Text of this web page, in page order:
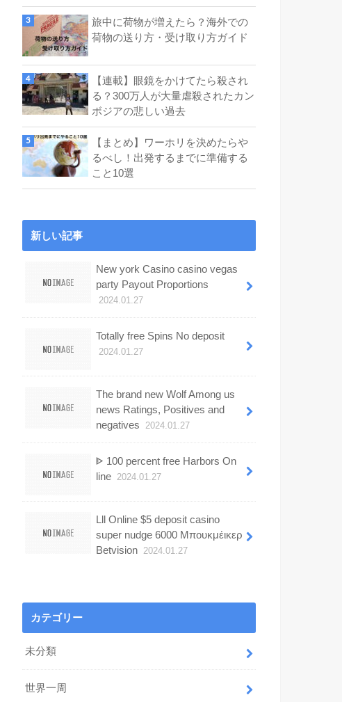
旅中に荷物が増えたら？海外での
荷物の送り方・受け取り方ガイド
【連載】眼鏡をかけてたら殺され
る？300万人が大量虐殺されたカン
ボジアの悲しい過去
【まとめ】ワーホリを決めたらや
るべし！出発するまでに準備する
こと10選
新しい記事
New york Casino casino vegas
party Payout Proportions
2024.01.27
Totally free Spins No deposit
2024.01.27
The brand new Wolf Among us
news Ratings, Positives and
negatives
2024.01.27
ᐈ 100 percent free Harbors On
line 2024.01.27
Lll Online $5 deposit casino
super nudge 6000 Μπουκμέικερ
Betvision 2024.01.27
カテゴリー
未分類
世界一周